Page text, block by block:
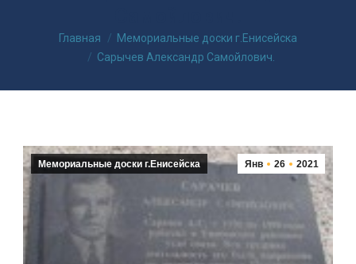
Вы здесь:Главная
Мемориальные доски г.Енисейска
Сарычев Александр Самойлович.
Янв 26 2021
Мемориальные доски г.Енисейска